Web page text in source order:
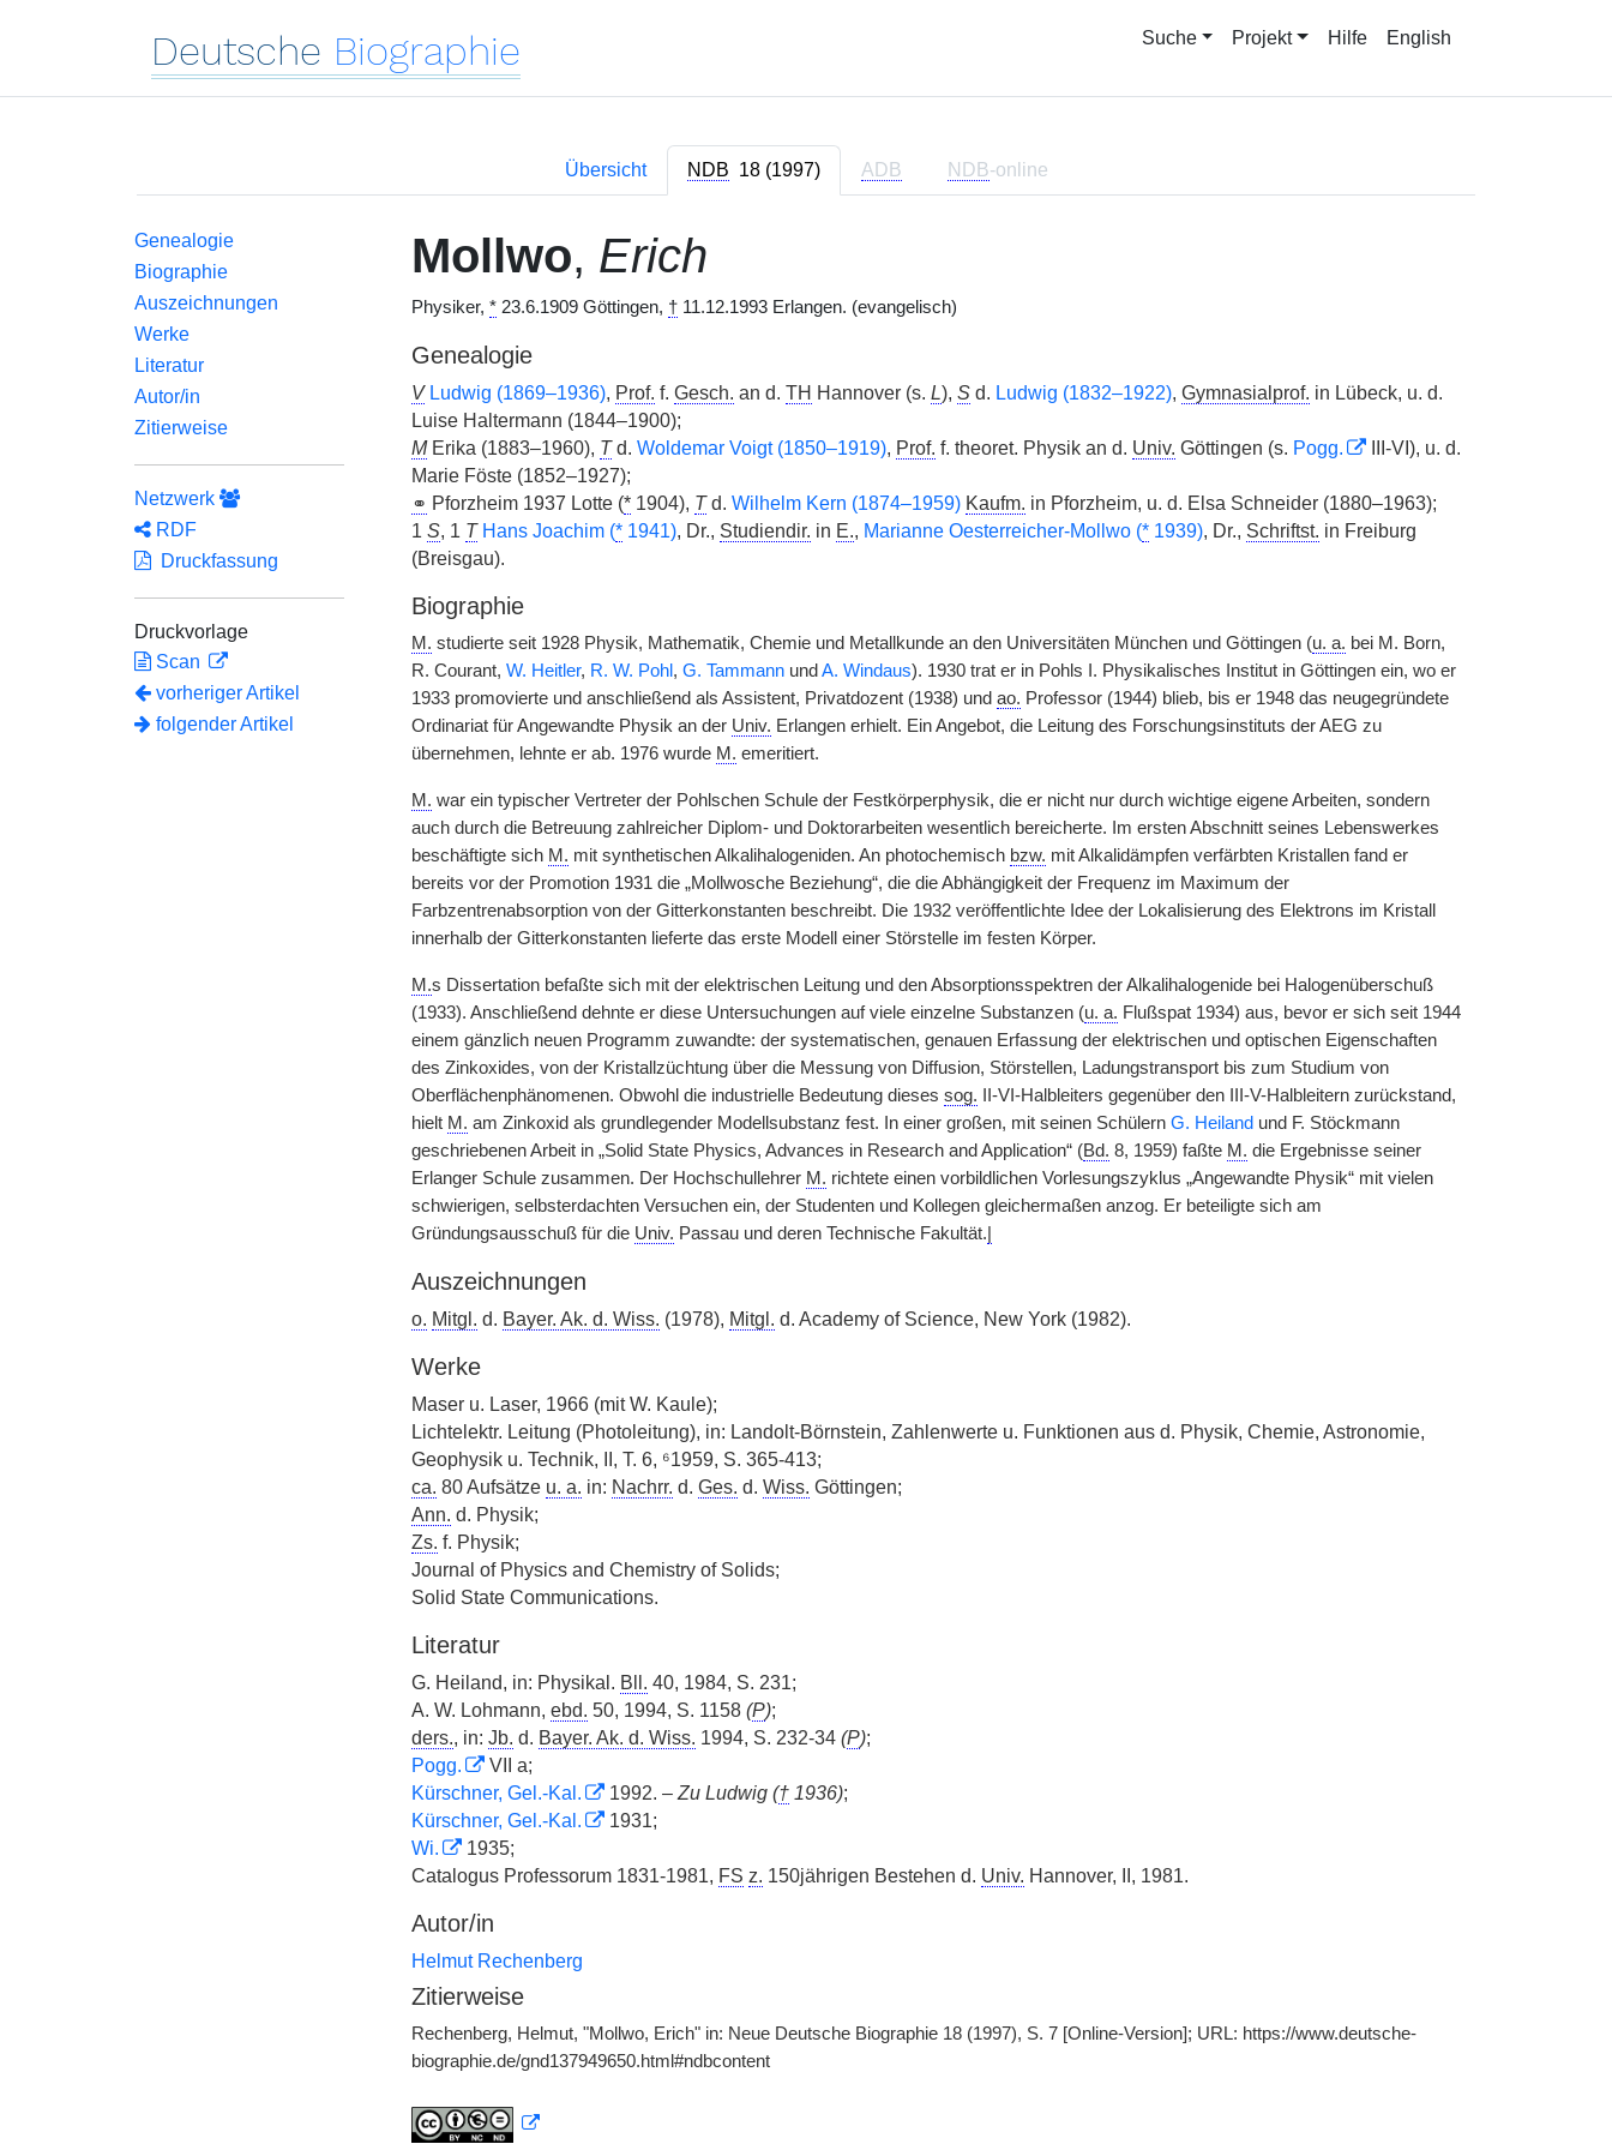
Deutsche Biographie Suche Projekt Hilfe English
Übersicht NDB 18 (1997) ADB NDB-online
Genealogie
Biographie
Auszeichnungen
Werke
Literatur
Autor/in
Zitierweise
Netzwerk
RDF
Druckfassung
Druckvorlage
Scan
vorheriger Artikel
folgender Artikel
Mollwo, Erich
Physiker, *23.6.1909 Göttingen, †11.12.1993 Erlangen. (evangelisch)
Genealogie
V Ludwig (1869–1936), Prof. f. Gesch. an d. TH Hannover (s. L), Sd. Ludwig (1832–1922), Gymnasialprof. in Lübeck, u. d.
Luise Haltermann (1844–1900);
MErika (1883–1960), Td. Woldemar Voigt (1850–1919), Prof. f. theoret. Physik an d. Univ. Göttingen (s. Pogg.
III-VI), u. d.
Marie Föste (1852–1927);
⚭ Pforzheim 1937 Lotte (*1904), Td. Wilhelm Kern (1874–1959) Kaufm. in Pforzheim, u. d. Elsa Schneider (1880–1963);
1 S, 1 T Hans Joachim (*1941), Dr., Studiendir. in E., Marianne Oesterreicher-Mollwo (*1939), Dr., Schriftst. in Freiburg
(Breisgau).
Biographie
M. studierte seit 1928 Physik, Mathematik, Chemie und Metallkunde an den Universitäten München und Göttingen (u. a. bei M. Born,
R. Courant, W. Heitler, R. W. Pohl , G. Tammannund A. Windaus). 1930 trat er in Pohls I. Physikalisches Institut in Göttingen ein, wo er
1933 promovierte und anschließend als Assistent, Privatdozent (1938) und ao. Professor (1944) blieb, bis er 1948 das neugegründete
Ordinariat für Angewandte Physik an der Univ. Erlangen erhielt. Ein Angebot, die Leitung des Forschungsinstituts der AEG zu
übernehmen, lehnte er ab. 1976 wurde M. emeritiert.
M. war ein typischer Vertreter der Pohlschen Schule der Festkörperphysik, die er nicht nur durch wichtige eigene Arbeiten, sondern
auch durch die Betreuung zahlreicher Diplom- und Doktorarbeiten wesentlich bereicherte. Im ersten Abschnitt seines Lebenswerkes
beschäftigte sich M. mit synthetischen Alkalihalogeniden. An photochemisch bzw. mit Alkalidämpfen verfärbten Kristallen fand er
bereits vor der Promotion 1931 die „Mollwosche Beziehung“, die die Abhängigkeit der Frequenz im Maximum der
Farbzentrenabsorption von der Gitterkonstanten beschreibt. Die 1932 veröffentlichte Idee der Lokalisierung des Elektrons im Kristall
innerhalb der Gitterkonstanten lieferte das erste Modell einer Störstelle im festen Körper.
M.s Dissertation befaßte sich mit der elektrischen Leitung und den Absorptionsspektren der Alkalihalogenide bei Halogenüberschuß
(1933). Anschließend dehnte er diese Untersuchungen auf viele einzelne Substanzen (u. a. Flußspat 1934) aus, bevor er sich seit 1944
einem gänzlich neuen Programm zuwandte: der systematischen, genauen Erfassung der elektrischen und optischen Eigenschaften
des Zinkoxides, von der Kristallzüchtung über die Messung von Diffusion, Störstellen, Ladungstransport bis zum Studium von
Oberflächenphänomenen. Obwohl die industrielle Bedeutung dieses sog. II-VI-Halbleiters gegenüber den III-V-Halbleitern zurückstand,
hielt M. am Zinkoxid als grundlegender Modellsubstanz fest. In einer großen, mit seinen Schülern G. Heiland und F. Stöckmann
geschriebenen Arbeit in „Solid State Physics, Advances in Research and Application“ (Bd. 8, 1959) faßte M. die Ergebnisse seiner
Erlanger Schule zusammen. Der Hochschullehrer M. richtete einen vorbildlichen Vorlesungszyklus „Angewandte Physik“ mit vielen
schwierigen, selbsterdachten Versuchen ein, der Studenten und Kollegen gleichermaßen anzog. Er beteiligte sich am
Gründungsausschuß für die Univ. Passau und deren Technische Fakultät.
Auszeichnungen
o. Mitgl. d. Bayer. Ak. d. Wiss. (1978), Mitgl. d. Academy of Science, New York (1982).
Werke
Maser u. Laser, 1966 (mit W. Kaule);
Lichtelektr. Leitung (Photoleitung), in: Landolt-Börnstein, Zahlenwerte u. Funktionen aus d. Physik, Chemie, Astronomie,
Geophysik u. Technik, II, T. 6, ⁶1959, S. 365-413;
ca. 80 Aufsätze u. a. in: Nachrr. d. Ges. d. Wiss. Göttingen;
Ann. d. Physik;
Zs. f. Physik;
Journal of Physics and Chemistry of Solids;
Solid State Communications.
Literatur
G. Heiland, in: Physikal. Bll. 40, 1984, S. 231;
A. W. Lohmann, ebd. 50, 1994, S. 1158 (P);
ders., in: Jb. d. Bayer. Ak. d. Wiss. 1994, S. 232-34 (P);
Pogg.
VII a;
Kürschner, Gel.-Kal.
1992. – Zu Ludwig (†1936);
Kürschner, Gel.-Kal.
1931;
Wi.
1935;
Catalogus Professorum 1831-1981, FS z. 150jährigen Bestehen d. Univ. Hannover, II, 1981.
Autor/in
Helmut Rechenberg
Zitierweise
Rechenberg, Helmut, "Mollwo, Erich" in: Neue Deutsche Biographie 18 (1997), S. 7 [Online-Version]; URL: https://www.deutsche-
biographie.de/gnd137949650.html#ndbcontent